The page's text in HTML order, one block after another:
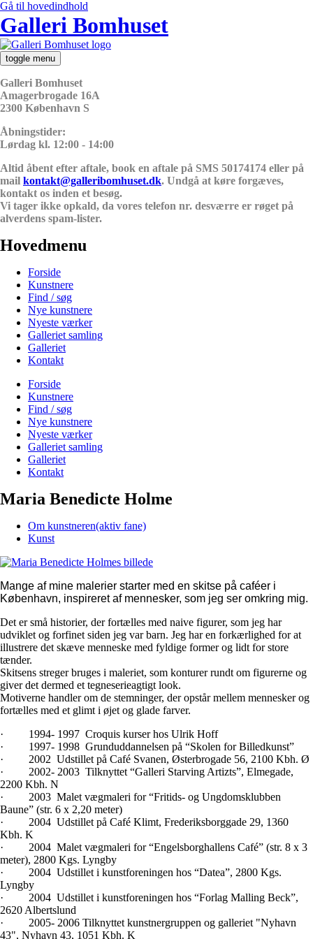
Gå til hovedindhold
Galleri Bomhuset
toggle menu
Galleri Bomhuset
Amagerbrogade 16A
2300 København S
Åbningstider:
Lørdag kl. 12:00 - 14:00
Altid åbent efter aftale, book en aftale på SMS 50174174 eller på
mail kontakt@galleribomhuset.dk. Undgå at køre forgæves,
kontakt os inden et besøg.
Vi tager ikke opkald, da vores telefon nr. desværre er røget på
alverdens spam-lister.
Hovedmenu
Forside
Kunstnere
Find / søg
Nye kunstnere
Nyeste værker
Galleriet samling
Galleriet
Kontakt
Forside
Kunstnere
Find / søg
Nye kunstnere
Nyeste værker
Galleriet samling
Galleriet
Kontakt
Maria Benedicte Holme
Om kunstneren(aktiv fane)
Kunst
Mange af mine malerier starter med en skitse på caféer i
København, inspireret af mennesker, som jeg ser omkring mig.
Det er små historier, der fortælles med naive figurer, som jeg har
udviklet og forfinet siden jeg var barn. Jeg har en forkærlighed for at
illustrere det skæve menneske med fyldige former og lidt for store
tænder.
Skitsens streger bruges i maleriet, som konturer rundt om figurerne og
giver det dermed et tegneserieagtigt look.
Motiverne handler om de stemninger, der opstår mellem mennesker og
fortælles med et glimt i øjet og glade farver.
· 1994- 1997 Croquis kurser hos Ulrik Hoff
· 1997- 1998 Grunduddannelsen på “Skolen for Billedkunst”
· 2002 Udstillet på Café Svanen, Østerbrogade 56, 2100 Kbh. Ø
· 2002- 2003 Tilknyttet “Galleri Starving Artizts”, Elmegade,
2200 Kbh. N
· 2003 Malet vægmaleri for “Fritids- og Ungdomsklubben
Baune” (str. 6 x 2,20 meter)
· 2004 Udstillet på Café Klimt, Frederiksborggade 29, 1360
Kbh. K
· 2004 Malet vægmaleri for “Engelsborghallens Café” (str. 8 x 3
meter), 2800 Kgs. Lyngby
· 2004 Udstillet i kunstforeningen hos “Datea”, 2800 Kgs.
Lyngby
· 2004 Udstillet i kunstforeningen hos “Forlag Malling Beck”,
2620 Albertslund
· 2005- 2006 Tilknyttet kunstnergruppen og galleriet "Nyhavn
43", Nyhavn 43, 1051 Kbh. K